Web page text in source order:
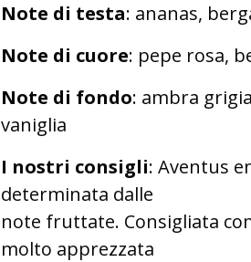
Note di testa: ananas,
Note di cuore: pepe rosa,
Note di fondo: ambra
vaniglia
I nostri consigli: Aventus
determinata dalle
note fruttate. Consigliata
molto apprezzata